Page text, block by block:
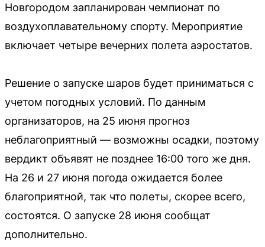
Новгородом запланирован чемпионат по
воздухоплавательному спорту. Мероприятие
включает четыре вечерних полета аэростатов.
Решение о запуске шаров будет приниматься с
учетом погодных условий. По данным
организаторов, на 25 июня прогноз
неблагоприятный — возможны осадки, поэтому
вердикт объявят не позднее 16:00 того же дня.
На 26 и 27 июня погода ожидается более
благоприятной, так что полеты, скорее всего,
состоятся. О запуске 28 июня сообщат
дополнительно.